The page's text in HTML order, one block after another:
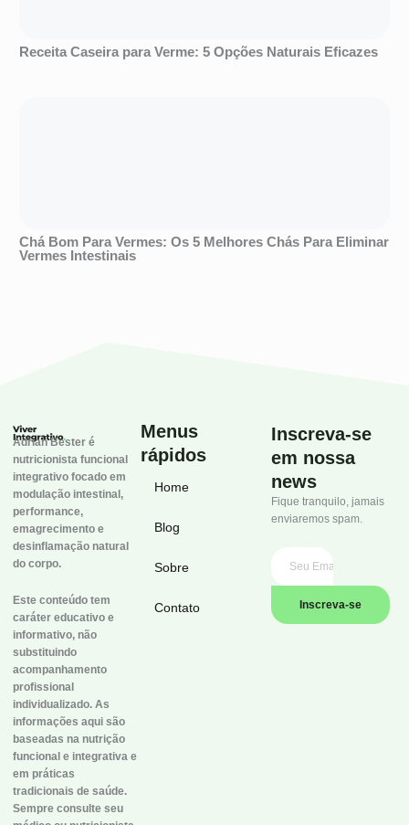
Receita Caseira para Verme: 5 Opções Naturais Eficazes
Chá Bom Para Vermes: Os 5 Melhores Chás Para Eliminar
Vermes Intestinais
Adrian Bester é
nutricionista funcional
integrativo focado em
modulação intestinal,
performance,
emagrecimento e
desinflamação natural
do corpo.
Este conteúdo tem
caráter educativo e
informativo, não
substituindo
acompanhamento
profissional
individualizado. As
informações aqui são
baseadas na nutrição
funcional e integrativa e
em práticas
tradicionais de saúde.
Sempre consulte seu
Menus
rápidos
Home
Blog
Sobre
Contato
Inscreva-se
em nossa
news
Fique tranquilo, jamais
enviaremos spam.
Inscreva-se